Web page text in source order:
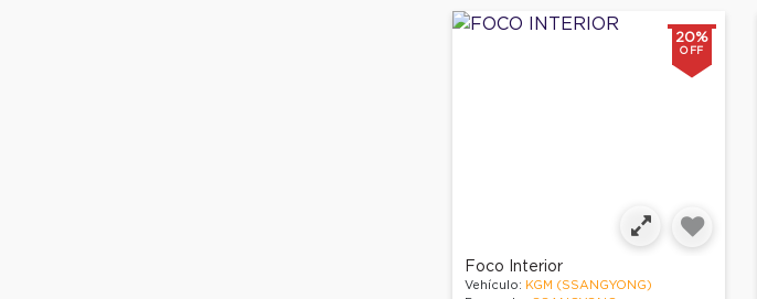
20%
OFF
Foco Interior
Vehículo: KGM (SSANGYONG)